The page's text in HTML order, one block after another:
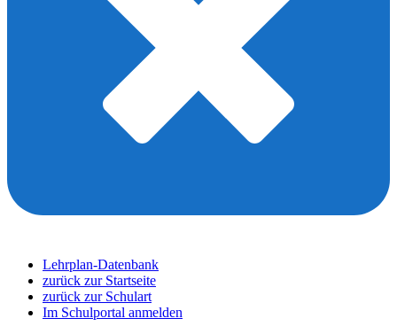
Lehrplan-Datenbank
zurück zur Startseite
zurück zur Schulart
Im Schulportal anmelden